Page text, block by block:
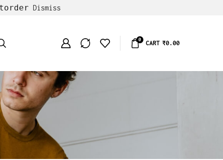
Dismiss
0 CART ₹0.00